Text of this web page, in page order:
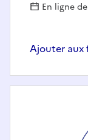
En ligne
Ajouter aux